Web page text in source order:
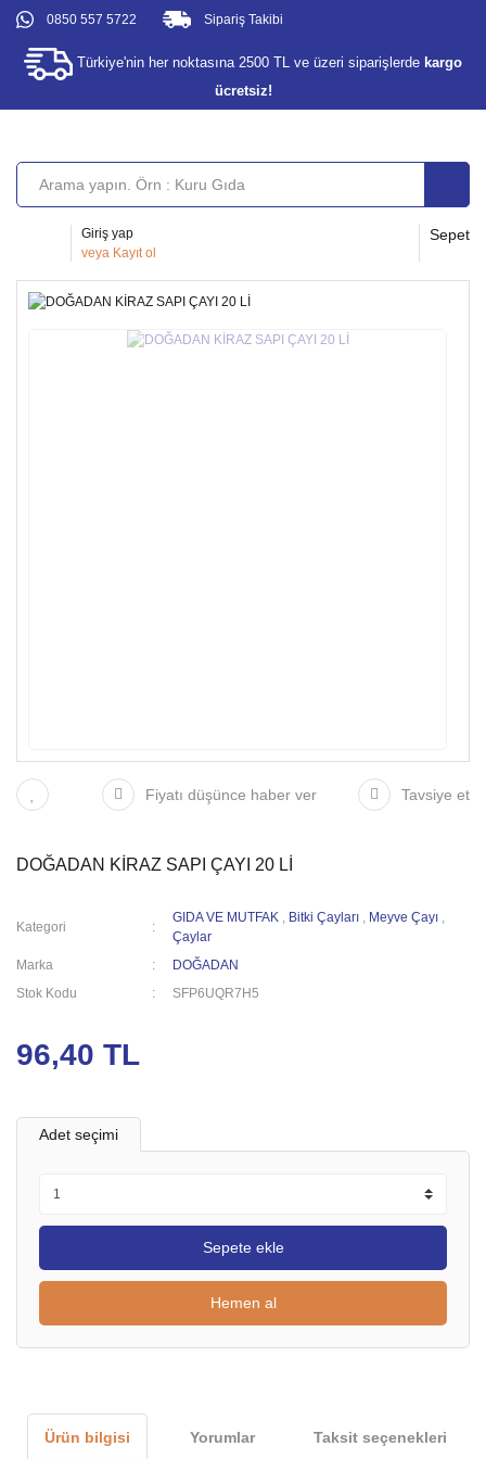
0850 557 5722
Türkiye'nin her noktasına 2500 TL ve üzeri siparişlerde kargo
ücretsiz!
Sipariş Takibi
Giriş yap
veya Kayıt ol
Sepet
Fiyatı düşünce haber ver Tavsiye et
DOĞADAN KİRAZ SAPI ÇAYI 20 Lİ
Kategori
GIDA VE MUTFAK , Bitki Çayları , Meyve Çayı ,
Çaylar
Marka
DOĞADAN
Stok Kodu
SFP6UQR7H5
96,40 TL
Adet seçimi
Sepete ekle
Hemen al
Ürün bilgisi Yorumlar Taksit seçenekleri